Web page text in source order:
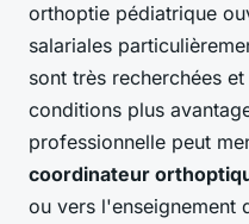
orthoptie pédiatrique
salariales
sont très recherchées
conditions plus
professionnelle peut
coordinateur
ou vers l'enseignement